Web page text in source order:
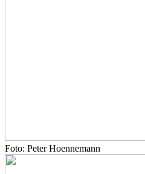
Foto: Peter Hoennemann